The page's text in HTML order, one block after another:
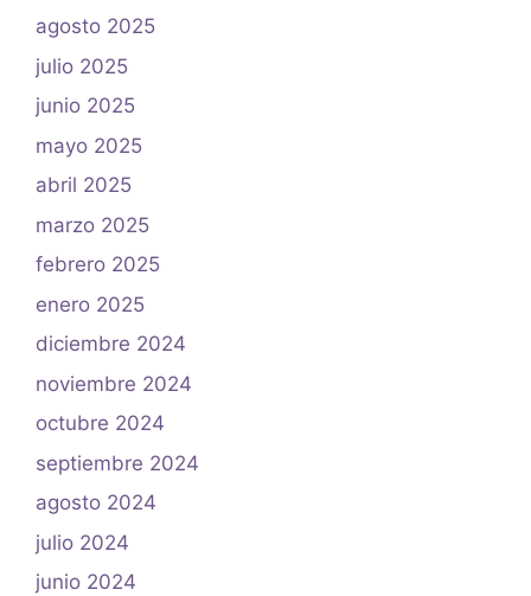
agosto 2025
julio 2025
junio 2025
mayo 2025
abril 2025
marzo 2025
febrero 2025
enero 2025
diciembre 2024
noviembre 2024
octubre 2024
septiembre 2024
agosto 2024
julio 2024
junio 2024